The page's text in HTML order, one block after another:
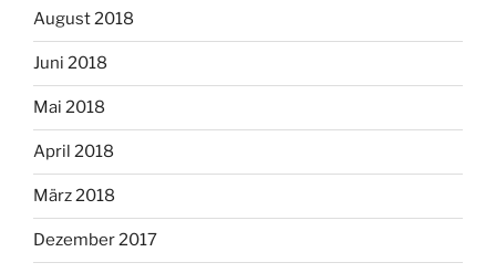
August 2018
Juni 2018
Mai 2018
April 2018
März 2018
Dezember 2017